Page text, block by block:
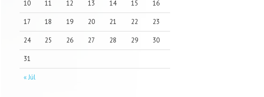
« Júl
10 11 12 13 14 15 16
17 18 19 20 21 22 23
24 25 26 27 28 29 30
31